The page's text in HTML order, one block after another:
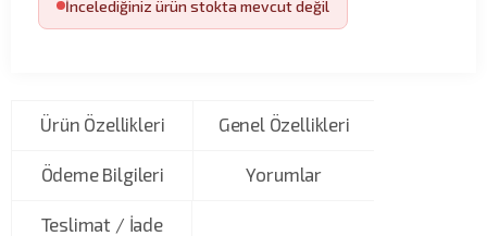
İncelediğiniz ürün stokta mevcut değil
Ürün Özellikleri Genel Özellikleri
Ödeme Bilgileri Yorumlar
Teslimat / İade